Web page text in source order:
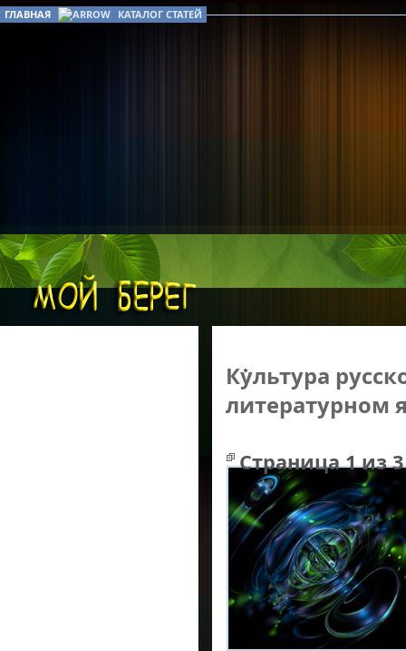
ГЛАВНАЯ КАТАЛОГ СТАТЕЙ
Культура
литературном
Страница 1 из 3